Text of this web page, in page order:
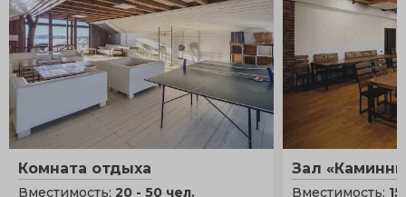
Комната отдыха
Вместимость: 20 - 50 чел.
Зал
Вместимость: